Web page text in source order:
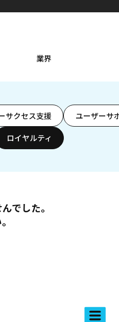
業界
サクセス支援 ユーザーサ
ロイヤルティ
でした。